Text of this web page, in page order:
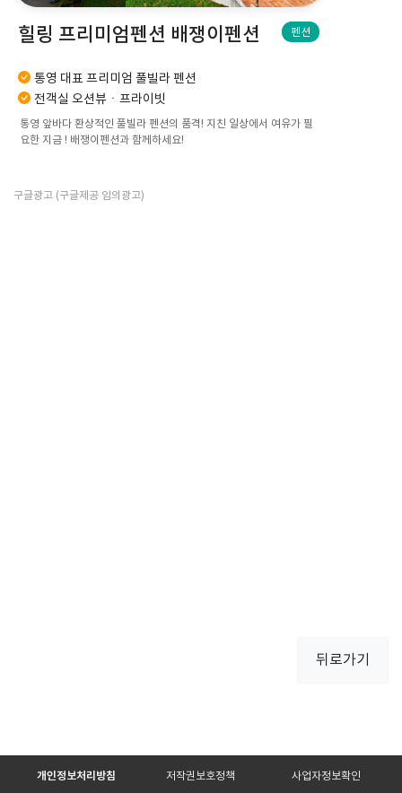
힐링 프리미엄펜션 배쟁이펜션 펜션
통영 대표 프리미엄 풀빌라 펜션
전객실 오션뷰ㆍ프라이빗
통영 앞바다 환상적인 풀빌라 펜션의 품격! 지친 일상에서 여유가 필
요한 지금 ! 배쟁이펜션과 함께하세요!
구글광고 (구글제공 임의광고)
뒤로가기
개인정보처리방침 저작권보호정책 사업자정보확인